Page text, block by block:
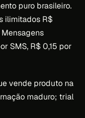
puro brasileiro.
ilimitados R$
SMS, R$ 0,15 por
vende produto na
maduro; trial